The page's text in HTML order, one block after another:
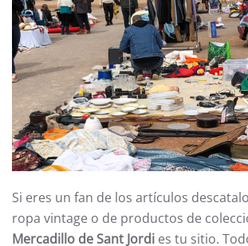
Si eres un fan de los artículos
ropa vintage o de productos de
Mercadillo de Sant Jordi es tu sitio.